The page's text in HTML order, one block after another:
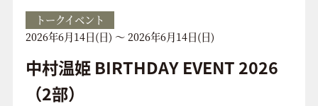
アクセス
協賛企業 / 運営会社
お問い合わせ
b
トークイベント
2026年6月14日(日) ～ 2026年6月14日(日)
中村温姫 BIRTHDAY EVENT 2026
（2部）